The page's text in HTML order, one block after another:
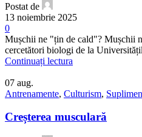
Postat de
13 noiembrie 2025
0
Mușchii ne "țin de cald"? Mușchii
cercetători biologi de la
Continuați lectura
07 aug.
Antrenamente, Culturism,
Creșterea musculară